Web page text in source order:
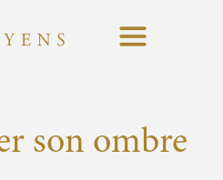
son ombre